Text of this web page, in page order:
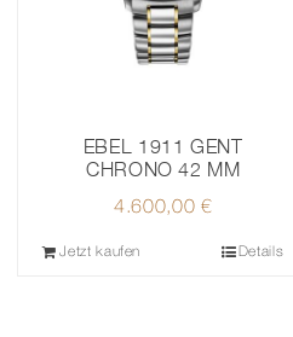
EBEL 1911 GENT
CHRONO 42 MM
4.600,00 €
Jetzt kaufen Details